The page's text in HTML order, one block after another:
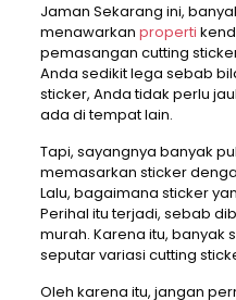
Jaman Sekarang ini,
menawarkan properti
pemasangan cutting
Anda sedikit lega sebab
sticker, Anda tidak perlu
ada di tempat lain.
Tapi, sayangnya banyak
memasarkan sticker
Lalu, bagaimana sticker
Perihal itu terjadi, sebab
murah. Karena itu, banyak
seputar variasi cutting
Oleh karena itu, jangan